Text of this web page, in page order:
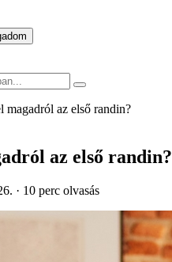
magadról az első randin?
az első randin?
· 10 perc olvasás